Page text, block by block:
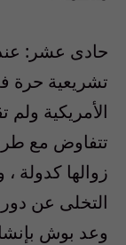
حادى عشر:
تشريعية حرة
الأمريكية
تتفاوض مع
زوالها كدولة
التخلى عن
وعد بوش